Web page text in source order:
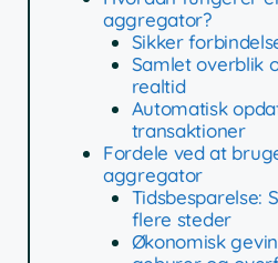
aggregator?
Sikker
Samlet overblik
realtid
Automatisk
transaktioner
Fordele ved at
aggregator
Tidsbesparelse:
flere steder
Økonomisk